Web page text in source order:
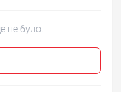
не було.